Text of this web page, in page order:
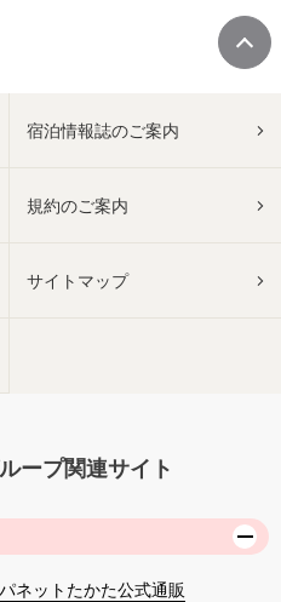
宿泊情報誌のご案内
規約のご案内
サイトマップ
ープ関連サイト
ネットたかた公式通販